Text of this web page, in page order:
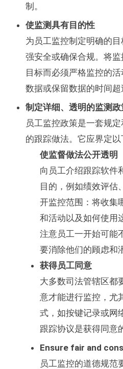
制。
使监测具有目的性
为员工监控制定明确的
强安全或确保合规。将
目标而必须严格监控的
数据或保留数据的时间超
制定详细、透明的监测政
员工监控政策是一套规
的跟踪做法。它应界定以
使监督做法公开透明
向员工介绍跟踪软件
目的，例如绩效评估
开监控范围：将收集
和活动以及如何使用
注意员工一开始可能
要消除他们的顾虑和
获得员工同意
大多数司法管辖区都
意才能进行监控，尤
式，如按键记录或网
跟踪协议是获得同意
Ensure fair and
员工监控的道德规范